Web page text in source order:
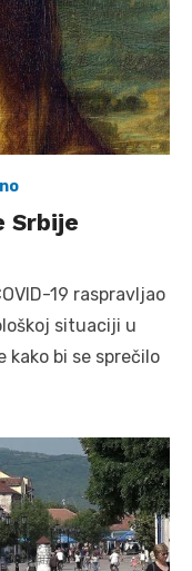
Srbije
19 raspravljao
situaciji u
kako bi se sprečilo